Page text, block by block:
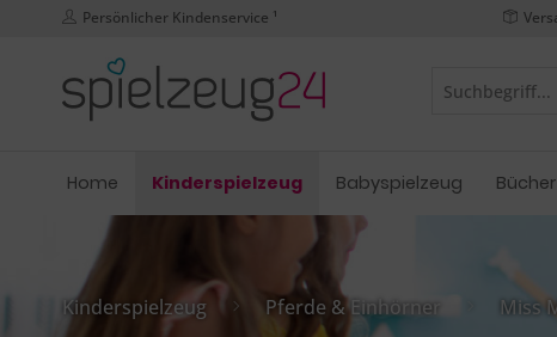
Persönlicher Kindenservice ¹
Home Kinderspielzeug Babyspielzeug Bücher
Kinderspielzeug Pferde & Einhörner Miss